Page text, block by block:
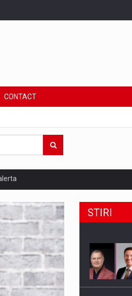
CONTACT
risca retragerea produselor din piata
STIRI